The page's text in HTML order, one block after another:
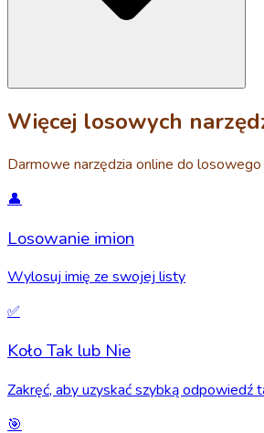
Więcej losowych
Darmowe narzędzia online do
👤
Losowanie imion
Wylosuj imię ze swojej listy
✅
Koło Tak lub Nie
Zakręć, aby uzyskać szybką odpowiedź
🎯